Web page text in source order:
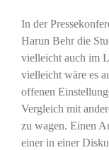
In der
Harun Behr die
vielleicht auch im
vielleicht wäre es
offenen
Vergleich mit
zu wagen. Einen
einer in einer